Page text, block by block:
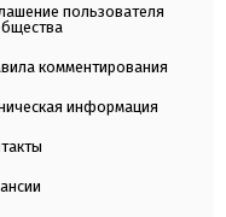
пользователя
комментирования
информация